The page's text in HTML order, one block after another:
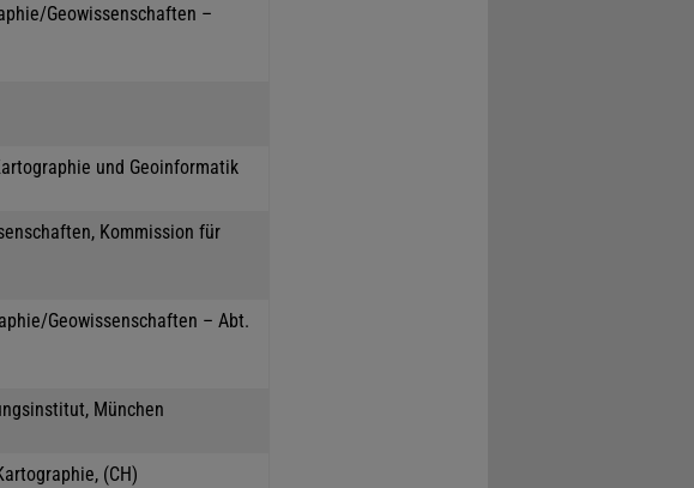
Geowissenschaften –
und Geoinformatik
Kommission für
Geowissenschaften – Abt.
München
(CH)